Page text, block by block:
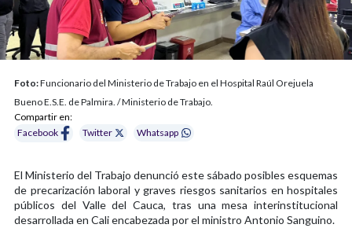
Foto:Funcionario del Ministerio de Trabajo en el Hospital Raúl Orejuela
Bueno E.S.E. de Palmira. / Ministerio de Trabajo.
Compartir en:
Facebook
Twitter Whatsapp
El Ministerio del Trabajo denunció este sábado posibles esquemas
de precarización laboral y graves riesgos sanitarios en hospitales
públicos del Valle del Cauca, tras una mesa interinstitucional
desarrollada en Cali encabezada por el ministro Antonio Sanguino.